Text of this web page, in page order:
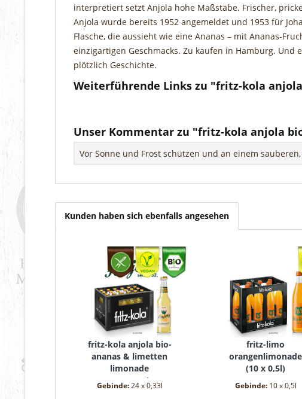
interpretiert setzt Anjola hohe Maßstäbe. Frischer,
Anjola wurde bereits 1952 angemeldet und 1953 für
Flasche, die aussieht wie eine Ananas – mit Ananas-
einzigartigen Geschmacks. Zu kaufen in Hamburg.
plötzlich Geschichte.
Weiterführende Links zu "fritz-kola
Unser Kommentar zu "fritz-kola anjola
Vor Sonne und Frost schützen und an einem
Kunden haben sich ebenfalls angesehen
fritz-kola anjola bio-
ananas & limetten
limonade
( 24 x 0,33l)
Gebinde:24 x 0,33l
fritz-limo
orangenlimonade
(10 x 0,5l)
Gebinde: 10 x 0,5l